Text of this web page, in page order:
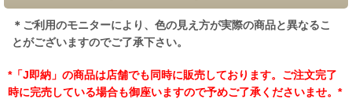
＊ご利用のモニターにより、色の見え方が実際の商品と異なるこ
とがございますのでご了承下さい。
*「J即納」の商品は店舗でも同時に販売しております。ご注文完了
時に完売している場合も御座いますので予めご了承くださいませ。*